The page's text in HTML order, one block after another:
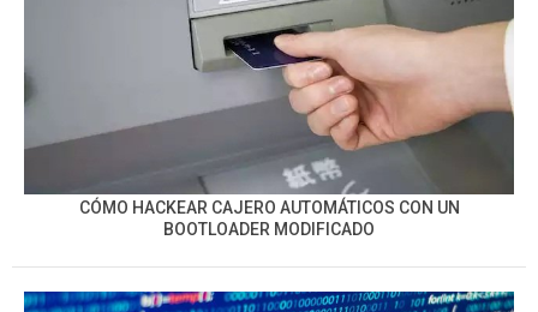
CÓMO HACKEAR CAJERO AUTOMÁTICOS CON UN
BOOTLOADER MODIFICADO